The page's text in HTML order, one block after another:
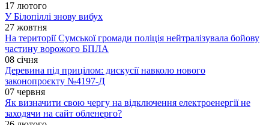
17 лютого
У Білопіллі знову вибух
27 жовтня
На території Сумської громади поліція нейтралізувала бойову
частину ворожого БПЛА
08 січня
Деревина під прицілом: дискусії навколо нового
законопроєкту №4197-Д
07 червня
Як визначити свою чергу на відключення електроенергії не
заходячи на сайт обленерго?